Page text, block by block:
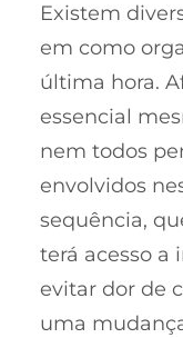
Existem
em como
última hora.
essencial
nem todos
envolvidos
sequência,
terá acesso a
evitar dor de
uma